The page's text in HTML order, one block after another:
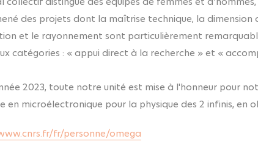
des projets dont la maîtrise technique, la dimension
et le rayonnement sont particulièrement
catégories : « appui direct à la recherche » et «
2023, toute notre unité est mise à l'honneur pour
en microélectronique pour la physique des 2 infinis, en
fr/personne/omega